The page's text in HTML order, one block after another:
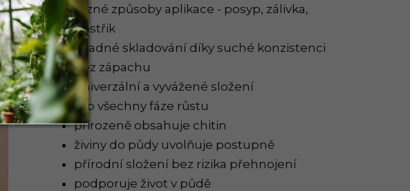
různé způsoby aplikace - posyp, zálivka,
postřik
snadné skladování díky suché konzistenci
bez zápachu
univerzální a vyvážené složení
pro všechny fáze růstu
přirozeně obsahuje chitin
živiny do půdy uvolňuje postupně
přírodní složení bez rizika přehnojení
podporuje život v půdě